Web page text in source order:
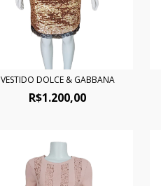
VESTIDO DOLCE & GABBANA
R$1.200,00